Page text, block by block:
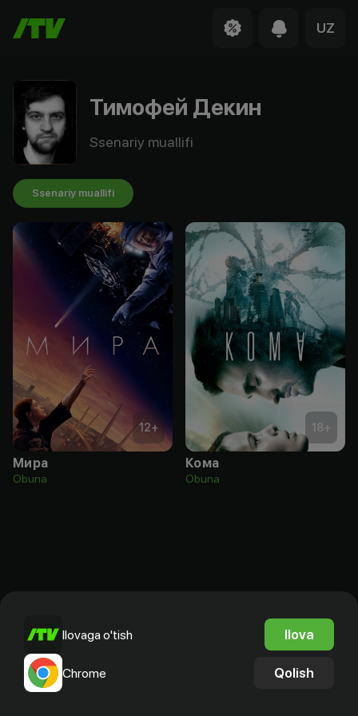
UZ
Тимофей Декин
Ssenariy muallifi
Ssenariy muallifi
12+
Мира
Obuna
18+
Кома
Obuna
Ilovaga o'tish Ilova
Chrome Qolish